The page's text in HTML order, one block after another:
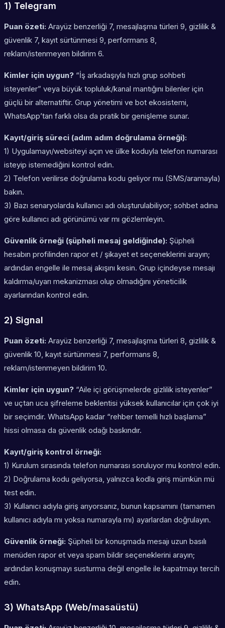
1) Telegram
Puan özeti: Arayüz benzerliği 7, mesajlaşma türleri 9, gizlilik &
güvenlik 7, kayıt sürtünmesi 9, performans 8,
reklam/istenmeyen bildirim 6.
Kimler için uygun? “İş arkadaşıyla hızlı grup sohbeti
isteyenler” veya büyük topluluk/kanal mantığını bilenler için
güçlü bir alternatiftir. Grup yönetimi ve bot ekosistemi,
WhatsApp’tan farklı olsa da pratik bir genişleme sunar.
Kayıt/giriş süreci (adım adım doğrulama örneği):
1) Uygulamayı/websiteyi açın ve ülke koduyla telefon numarası
isteyip istemediğini kontrol edin.
2) Telefon verilirse doğrulama kodu geliyor mu (SMS/aramayla)
bakın.
3) Bazı senaryolarda kullanıcı adı oluşturulabiliyor; sohbet adına
göre kullanıcı adı görünümü var mı gözlemleyin.
Güvenlik örneği (şüpheli mesaj geldiğinde): Şüpheli
hesabın profilinden rapor et / şikayet et seçeneklerini arayın;
ardından engelle ile mesaj akışını kesin. Grup içindeyse mesajı
kaldırma/uyarı mekanizması olup olmadığını yöneticilik
ayarlarından kontrol edin.
2) Signal
Puan özeti: Arayüz benzerliği 7, mesajlaşma türleri 8, gizlilik &
güvenlik 10, kayıt sürtünmesi 7, performans 8,
reklam/istenmeyen bildirim 10.
Kimler için uygun? “Aile içi görüşmelerde gizlilik isteyenler”
ve uçtan uca şifreleme beklentisi yüksek kullanıcılar için çok iyi
bir seçimdir. WhatsApp kadar “rehber temelli hızlı başlama”
hissi olmasa da güvenlik odağı baskındır.
Kayıt/giriş kontrol örneği:
1) Kurulum sırasında telefon numarası soruluyor mu kontrol edin.
2) Doğrulama kodu geliyorsa, yalnızca kodla giriş mümkün mü
test edin.
3) Kullanıcı adıyla giriş arıyorsanız, bunun kapsamını (tamamen
kullanıcı adıyla mı yoksa numarayla mı) ayarlardan doğrulayın.
Güvenlik örneği: Şüpheli bir konuşmada mesajı uzun basılı
menüden rapor et veya spam bildir seçeneklerini arayın;
ardından konuşmayı susturma değil engelle ile kapatmayı tercih
edin.
3) WhatsApp (Web/masaüstü)